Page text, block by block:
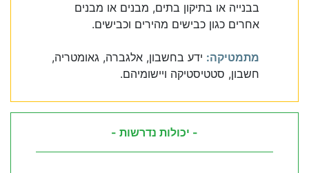
בבנייה או בתיקון בתים, מבנים או מבנים
אחרים כגון כבישים מהירים וכבישים.
מתמטיקה: ידע בחשבון, אלגברה, גאומטריה,
חשבון, סטטיסטיקה ויישומיהם.
- יכולות נדרשות -